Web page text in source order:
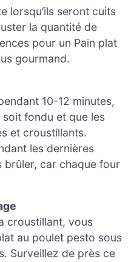
lorsqu’ils seront cuits
la quantité de
pour un Pain plat
gourmand.
10-12 minutes,
soit fondu et que les
et croustillants.
les dernières
brûler, car chaque four
croustillant, vous
au poulet pesto sous
Surveillez de près ce